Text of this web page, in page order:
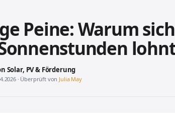
Peine: Warum
Solar, PV & Förderung
· Überprüft von Julia May